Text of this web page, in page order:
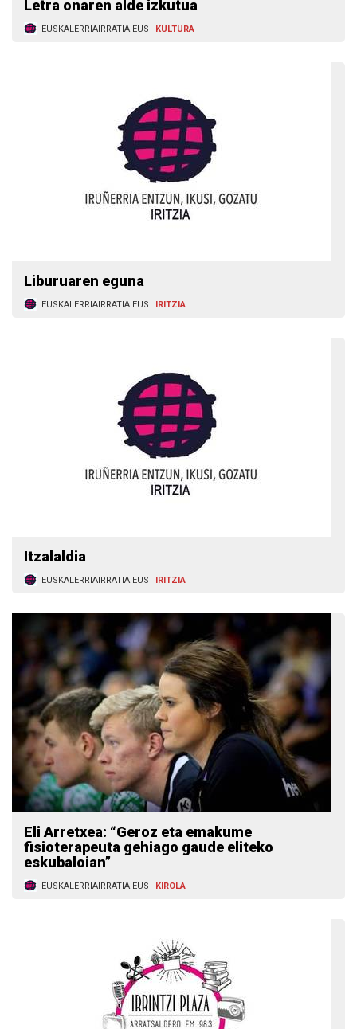
Letra onaren alde izkutua
EUSKALERRIAIRRATIA.EUS KULTURA
Liburuaren eguna
EUSKALERRIAIRRATIA.EUS IRITZIA
Itzalaldia
EUSKALERRIAIRRATIA.EUS IRITZIA
Eli Arretxea: “Geroz eta emakume
fisioterapeuta gehiago gaude eliteko
eskubaloian”
EUSKALERRIAIRRATIA.EUS KIROLA